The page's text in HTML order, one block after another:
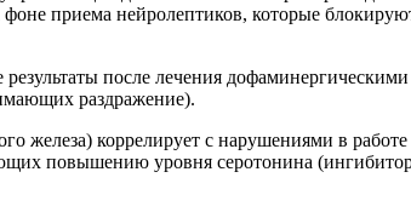
приема нейролептиков, которые
после лечения
раздражение).
коррелирует с нарушениями в
повышению уровня серотонина